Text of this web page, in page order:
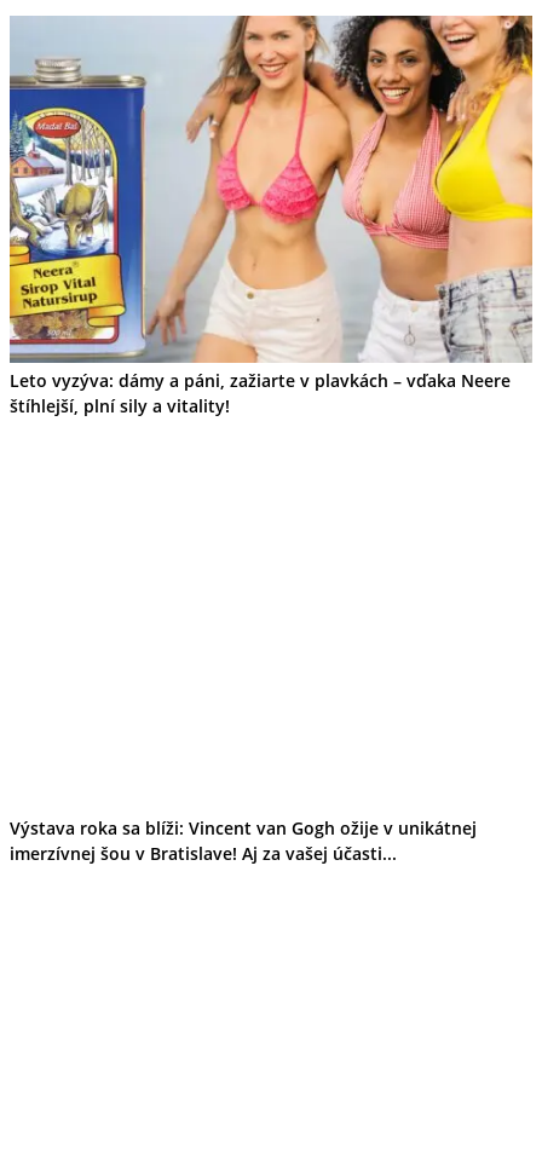
Leto vyzýva: dámy a páni, zažiarte v plavkách – vďaka Neere
štíhlejší, plní sily a vitality!
Výstava roka sa blíži: Vincent van Gogh ožije v unikátnej
imerzívnej šou v Bratislave! Aj za vašej účasti...